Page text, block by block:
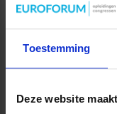
Toestemming
Deze website
Veiligheid